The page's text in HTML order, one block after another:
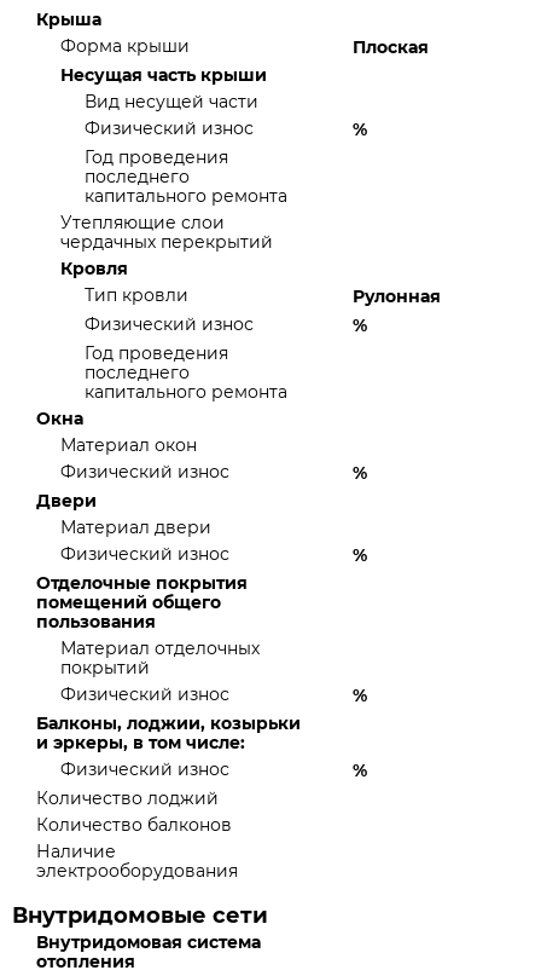
Крыша
Форма крыши
Плоская
Несущая часть крыши
Вид несущей части
Физический износ
%
Год проведения
последнего
капитального ремонта
Утепляющие слои
чердачных перекрытий
Кровля
Тип кровли
Рулонная
Физический износ
%
Год проведения
последнего
капитального ремонта
Окна
Материал окон
Физический износ
%
Двери
Материал двери
Физический износ
%
Отделочные покрытия
помещений общего
пользования
Материал отделочных
покрытий
Физический износ
%
Балконы, лоджии, козырьки
и эркеры, в том числе:
Физический износ
%
Количество лоджий
Количество балконов
Наличие
электрооборудования
Внутридомовые сети
Внутридомовая система
отопления